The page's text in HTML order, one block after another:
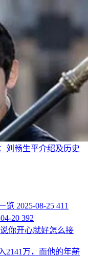
刘畅生平介绍及历史
览 2025-08-25 411
20 392
你开心就好怎么接
2141万，而他的年薪